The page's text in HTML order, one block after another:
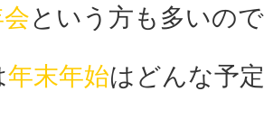
という方も多いの
年末年始はどんな予